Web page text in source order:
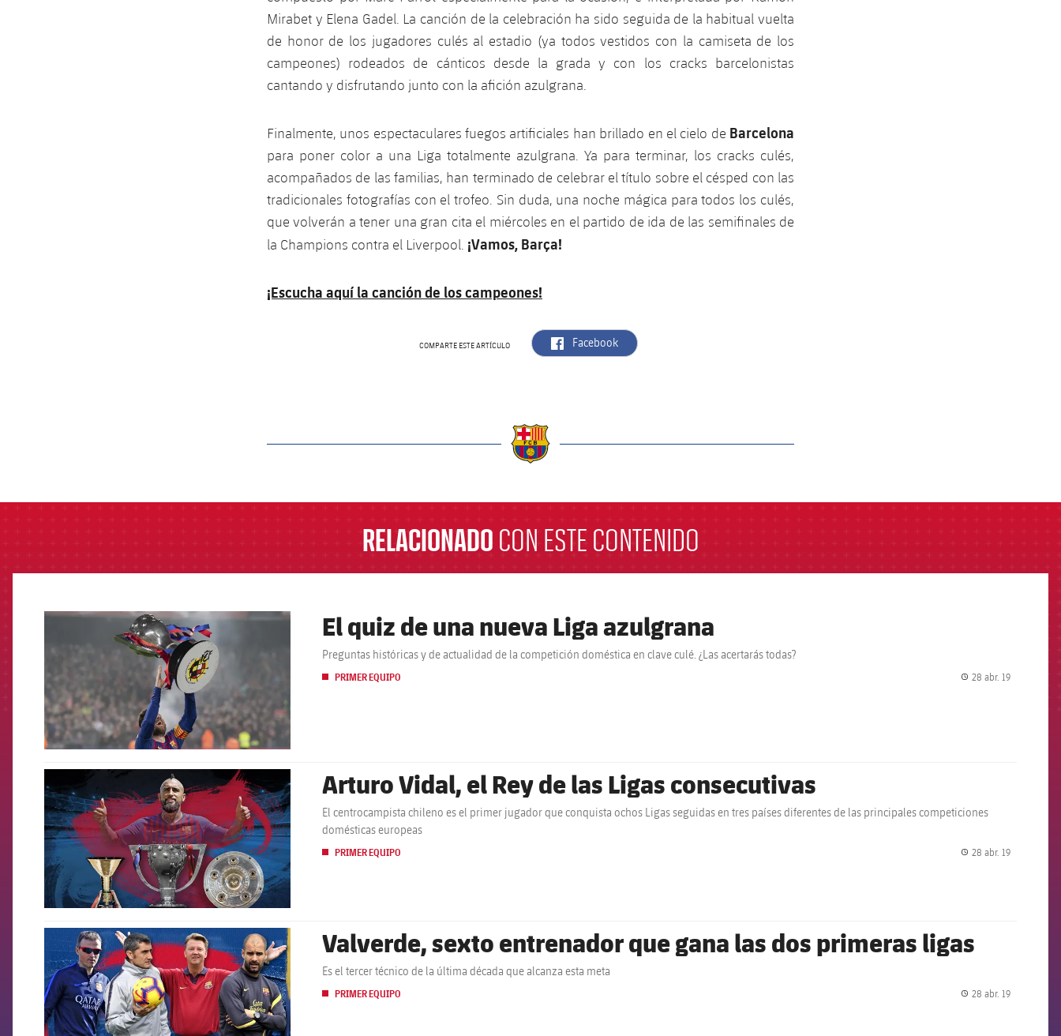
Mirabet y Elena Gadel. La canción de la celebración ha sido seguida de la habitual vuelta
de honor de los jugadores culés al estadio (ya todos vestidos con la camiseta de los
campeones) rodeados de cánticos desde la grada y con los cracks barcelonistas
cantando y disfrutando junto con la afición azulgrana.
Finalmente, unos espectaculares fuegos artificiales han brillado en el cielo de Barcelona
para poner color a una Liga totalmente azulgrana. Ya para terminar, los cracks culés,
acompañados de las familias, han terminado de celebrar el título sobre el césped con las
tradicionales fotografías con el trofeo. Sin duda, una noche mágica para todos los culés,
que volverán a tener una gran cita el miércoles en el partido de ida de las semifinales de
la Champions contra el Liverpool. ¡Vamos, Barça!
¡Escucha aquí la canción de los campeones!
COMPARTE ESTE ARTÍCULO label.aria.facebook
Facebook
RELACIONADO CON ESTE CONTENIDO
FCB Barcelona badge El quiz de una nueva Liga azulgrana
Preguntas históricas y de actualidad de la competición doméstica en clave culé. ¿Las acertarás todas?
PRIMER EQUIPO 28 abr. 19
FCB Barcelona badge Arturo Vidal, el Rey de las Ligas consecutivas
El centrocampista chileno es el primer jugador que conquista ochos Ligas seguidas en tres países diferentes de las principales competiciones
domésticas europeas
PRIMER EQUIPO 28 abr. 19
FCB Barcelona badge Valverde, sexto entrenador que gana las dos primeras ligas
Es el tercer técnico de la última década que alcanza esta meta
PRIMER EQUIPO 28 abr. 19